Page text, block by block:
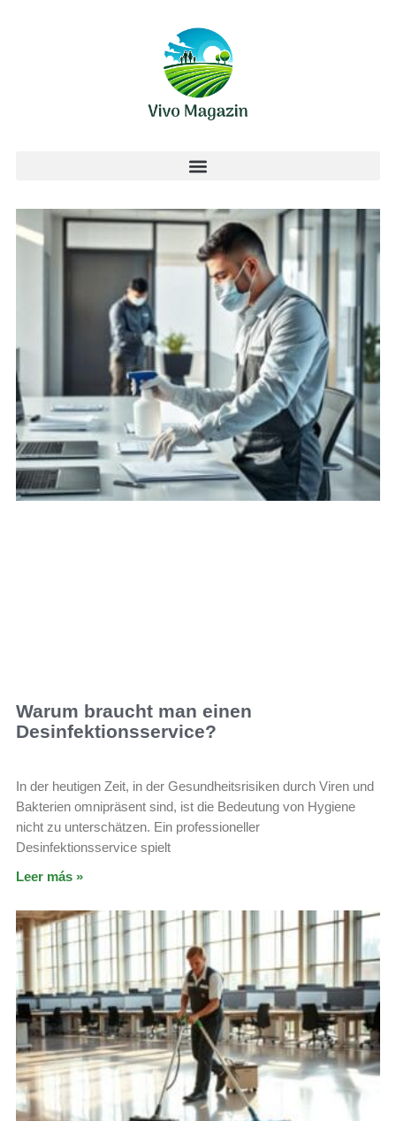
Warum braucht man einen
Desinfektionsservice?
In der heutigen Zeit, in der Gesundheitsrisiken durch Viren und
Bakterien omnipräsent sind, ist die Bedeutung von Hygiene
nicht zu unterschätzen. Ein professioneller
Desinfektionsservice spielt
Leer más »